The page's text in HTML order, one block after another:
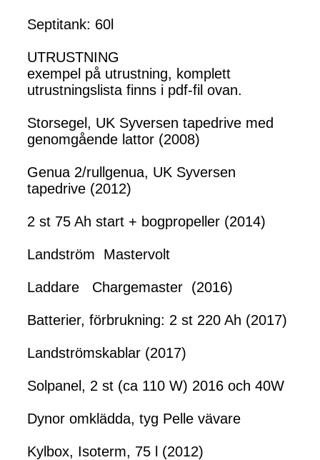
Septitank: 60l
UTRUSTNING
exempel på utrustning, komplett
utrustningslista finns i pdf-fil ovan.
Storsegel, UK Syversen tapedrive med
genomgående lattor (2008)
Genua 2/rullgenua, UK Syversen
tapedrive (2012)
2 st 75 Ah start + bogpropeller (2014)
Landström Mastervolt
Laddare Chargemaster (2016)
Batterier, förbrukning: 2 st 220 Ah (2017)
Landströmskablar (2017)
Solpanel, 2 st (ca 110 W) 2016 och 40W
Dynor omklädda, tyg Pelle vävare
Kylbox, Isoterm, 75 l (2012)